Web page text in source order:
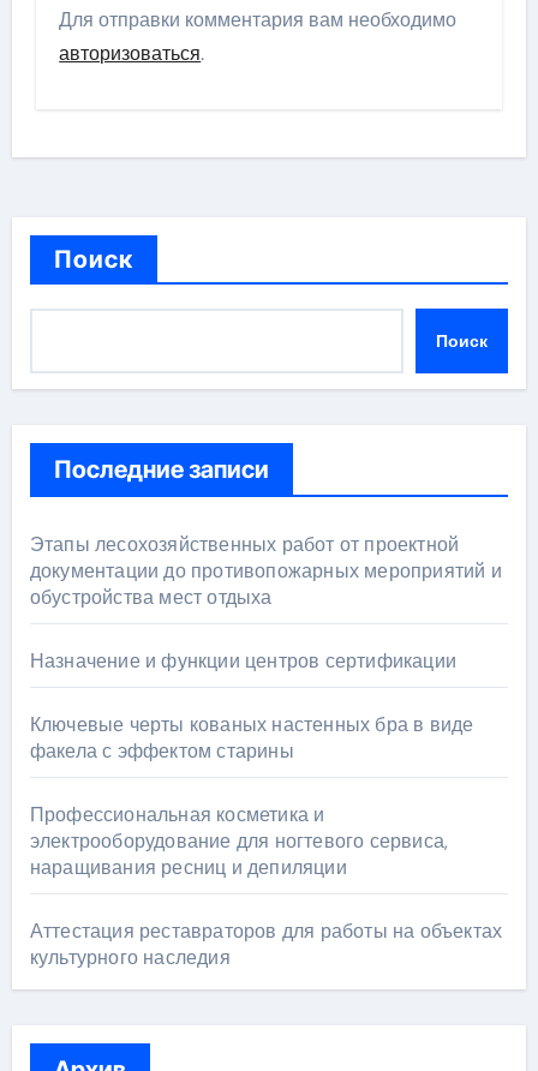
Для отправки комментария вам необходимо
авторизоваться.
Поиск
Поиск
Последние записи
Этапы лесохозяйственных работ от проектной
документации до противопожарных мероприятий и
обустройства мест отдыха
Назначение и функции центров сертификации
Ключевые черты кованых настенных бра в виде
факела с эффектом старины
Профессиональная косметика и
электрооборудование для ногтевого сервиса,
наращивания ресниц и депиляции
Аттестация реставраторов для работы на объектах
культурного наследия